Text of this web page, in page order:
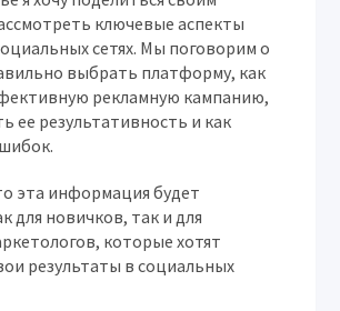
ключевые аспекты
сетях. Мы поговорим о
выбрать платформу, как
рекламную кампанию,
ее результативность и как
эта информация будет
для новичков, так и для
которые хотят
результаты в социальных